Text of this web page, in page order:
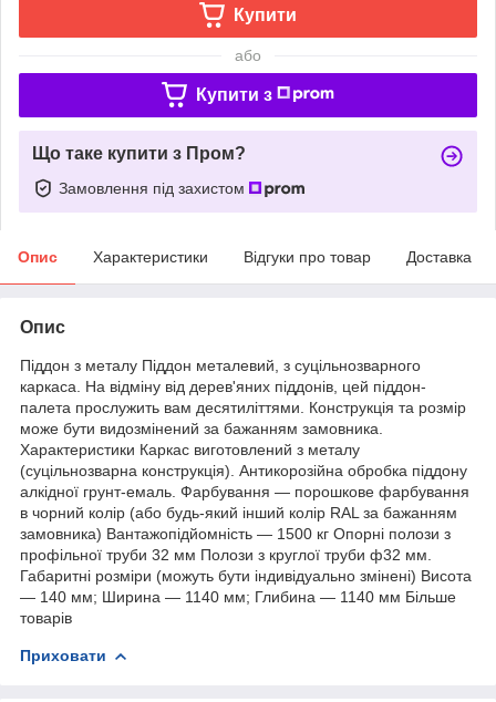
Купити
або
Купити з
Що таке купити з Пром?
Замовлення під захистом
Опис Характеристики Відгуки про товар Доставка
Опис
Піддон з металу Піддон металевий, з суцільнозварного
каркаса. На відміну від дерев'яних піддонів, цей піддон-
палета прослужить вам десятиліттями. Конструкція та розмір
може бути видозмінений за бажанням замовника.
Характеристики Каркас виготовлений з металу
(суцільнозварна конструкція). Антикорозійна обробка піддону
алкідної грунт-емаль. Фарбування — порошкове фарбування
в чорний колір (або будь-який інший колір RAL за бажанням
замовника) Вантажопідйомність — 1500 кг Опорні полози з
профільної труби 32 мм Полози з круглої труби ф32 мм.
Габаритні розміри (можуть бути індивідуально змінені) Висота
— 140 мм; Ширина — 1140 мм; Глибина — 1140 мм Більше
товарів
Приховати